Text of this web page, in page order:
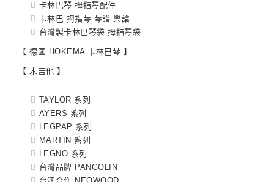
卡林巴琴 拇指琴配件
卡林巴 拇指琴 琴譜 樂譜
台灣製卡林巴琴袋 拇指琴袋
【 德國 HOKEMA 卡林巴琴 】
【 木吉他 】
TAYLOR 系列
AYERS 系列
LEGPAP 系列
MARTIN 系列
LEGNO 系列
台灣品牌 PANGOLIN